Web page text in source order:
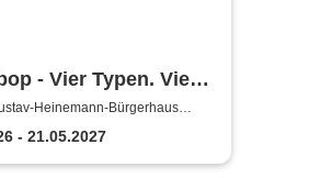
- Vier Typen. Vier
Sonst nichts.
Heinemann-Bürgerhaus
- 21.05.2027